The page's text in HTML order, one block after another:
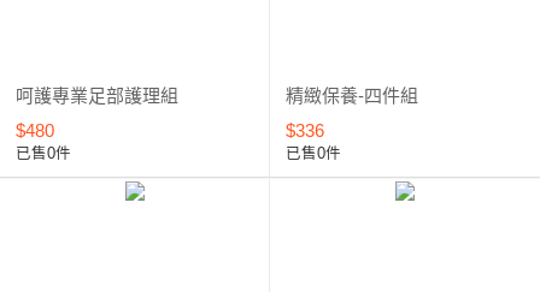
呵護專業足部護理組
$480
已售0件
精緻保養-四件組
$336
已售0件